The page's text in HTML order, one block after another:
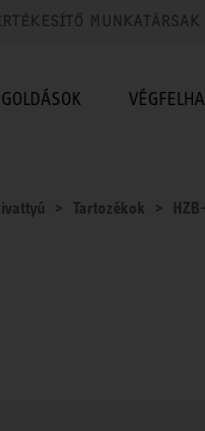
MUNKATÁRSAK
Tartozékok